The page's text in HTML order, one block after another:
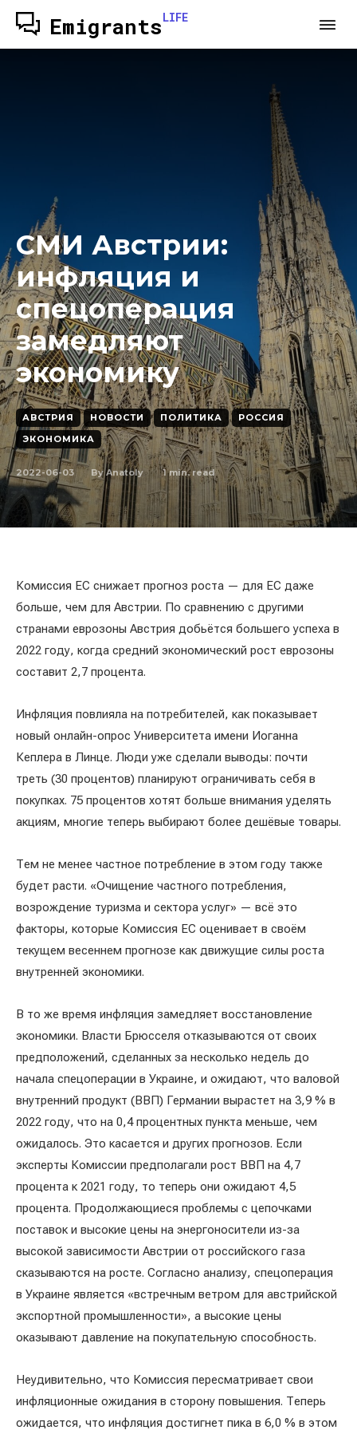
EmigrantsLIFE
СМИ Австрии:
инфляция и
спецоперация
замедляют
экономику
АВСТРИЯ НОВОСТИ ПОЛИТИКА
РОССИЯ
ЭКОНОМИКА
2022-06-03 By Anatoly 1min. read
Комиссия ЕС снижает прогноз роста — для ЕС даже
больше, чем для Австрии. По сравнению с другими
странами еврозоны Австрия добьётся большего успеха в
2022 году, когда средний экономический рост еврозоны
составит 2,7 процента.
Инфляция повлияла на потребителей, как показывает
новый онлайн-опрос Университета имени Иоганна
Кеплера в Линце. Люди уже сделали выводы: почти
треть (30 процентов) планируют ограничивать себя в
покупках. 75 процентов хотят больше внимания уделять
акциям, многие теперь выбирают более дешёвые товары.
Тем не менее частное потребление в этом году также
будет расти. «Очищение частного потребления,
возрождение туризма и сектора услуг» — всё это
факторы, которые Комиссия ЕС оценивает в своём
текущем весеннем прогнозе как движущие силы роста
внутренней экономики.
В то же время инфляция замедляет восстановление
экономики. Власти Брюсселя отказываются от своих
предположений, сделанных за несколько недель до
начала спецоперации в Украине, и ожидают, что валовой
внутренний продукт (ВВП) Германии вырастет на 3,9 % в
2022 году, что на 0,4 процентных пункта меньше, чем
ожидалось. Это касается и других прогнозов. Если
эксперты Комиссии предполагали рост ВВП на 4,7
процента к 2021 году, то теперь они ожидают 4,5
процента. Продолжающиеся проблемы с цепочками
поставок и высокие цены на энергоносители из-за
высокой зависимости Австрии от российского газа
сказываются на росте. Согласно анализу, спецоперация
в Украине является «встречным ветром для австрийской
экспортной промышленности», а высокие цены
оказывают давление на покупательную способность.
Неудивительно, что Комиссия пересматривает свои
инфляционные ожидания в сторону повышения. Теперь
ожидается, что инфляция достигнет пика в 6,0 % в этом